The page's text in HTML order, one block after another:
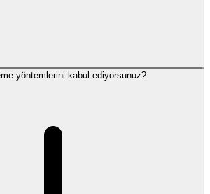
yöntemlerini kabul ediyorsunuz?